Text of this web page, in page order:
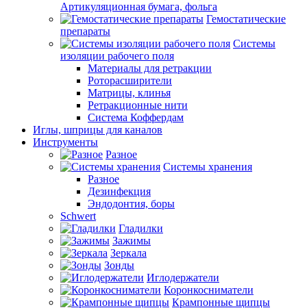
Артикуляционная бумага, фольга
Гемостатические
препараты
Системы
изоляции рабочего поля
Материалы для ретракции
Роторасширители
Матрицы, клинья
Ретракционные нити
Система Коффердам
Иглы, шприцы для каналов
Инструменты
Разное
Системы хранения
Разное
Дезинфекция
Эндодонтия, боры
Schwert
Гладилки
Зажимы
Зеркала
Зонды
Иглодержатели
Коронкосниматели
Крампонные щипцы